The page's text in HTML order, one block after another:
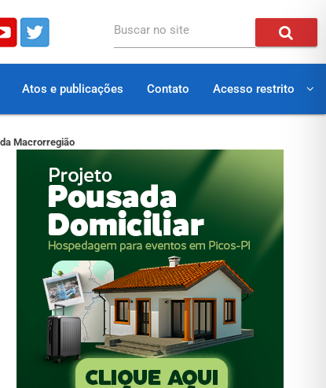
Buscar no site
Atos e publicações Contato Acesso restrito
Macrorregião